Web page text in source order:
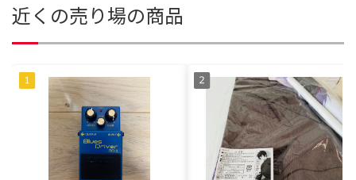
近くの売り場の商品